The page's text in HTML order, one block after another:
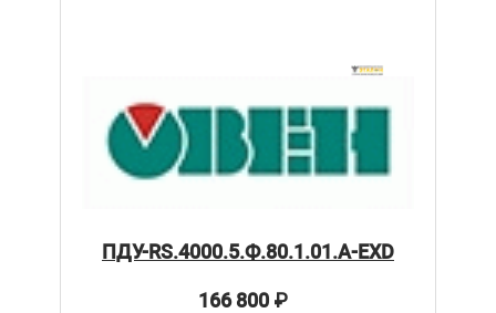
ПДУ-RS.4000.5.Ф.80.1.01.А-ЕХD
166 800₽